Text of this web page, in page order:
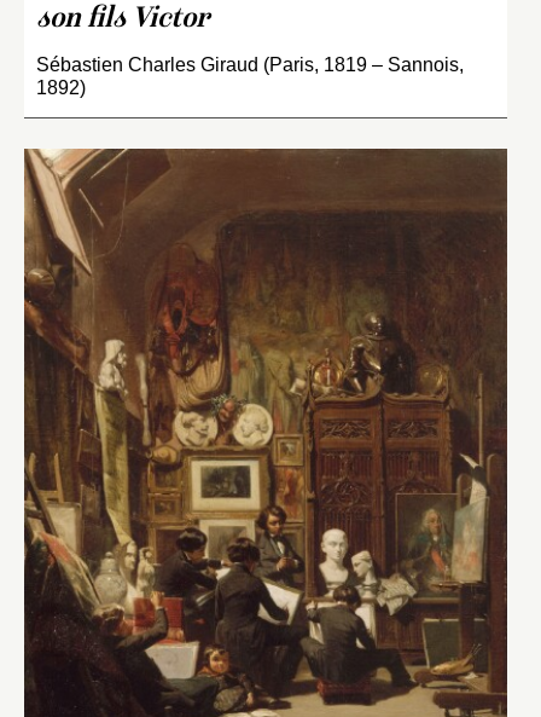
son fils Victor
Sébastien Charles Giraud (Paris, 1819 – Sannois,
1892)